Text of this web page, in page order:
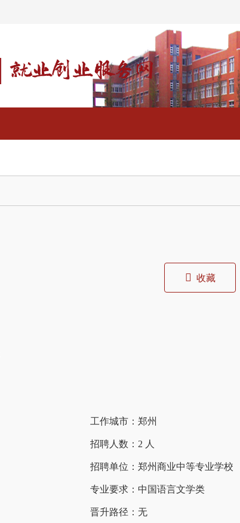
收藏
工作城市：郑州
招聘人数：2 人
招聘单位：郑州商业中等专业学校
专业要求：中国语言文学类
晋升路径：无